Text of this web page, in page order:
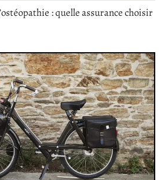
: quelle assurance choisir